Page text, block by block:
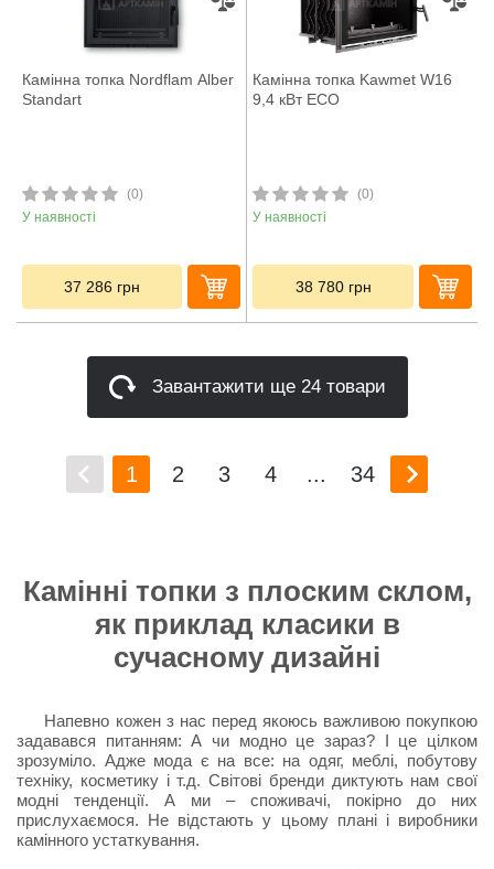
Камінна топка Nordflam Alber
Standart
(0)
У наявності
37 286 грн
Камінна топка Kawmet W16
9,4 кВт ECO
(0)
У наявності
38 780 грн
Завантажити ще 24 товари
1 2 3 4 ... 34
Камінні топки з плоским склом,
як приклад класики в
сучасному дизайні
Напевно кожен з нас перед якоюсь важливою покупкою
задавався питанням: А чи модно це зараз? І це цілком
зрозуміло. Адже мода є на все: на одяг, меблі, побутову
техніку, косметику і т.д. Світові бренди диктують нам свої
модні тенденції. А ми – споживачі, покірно до них
прислухаємося. Не відстають у цьому плані і виробники
камінного устаткування.